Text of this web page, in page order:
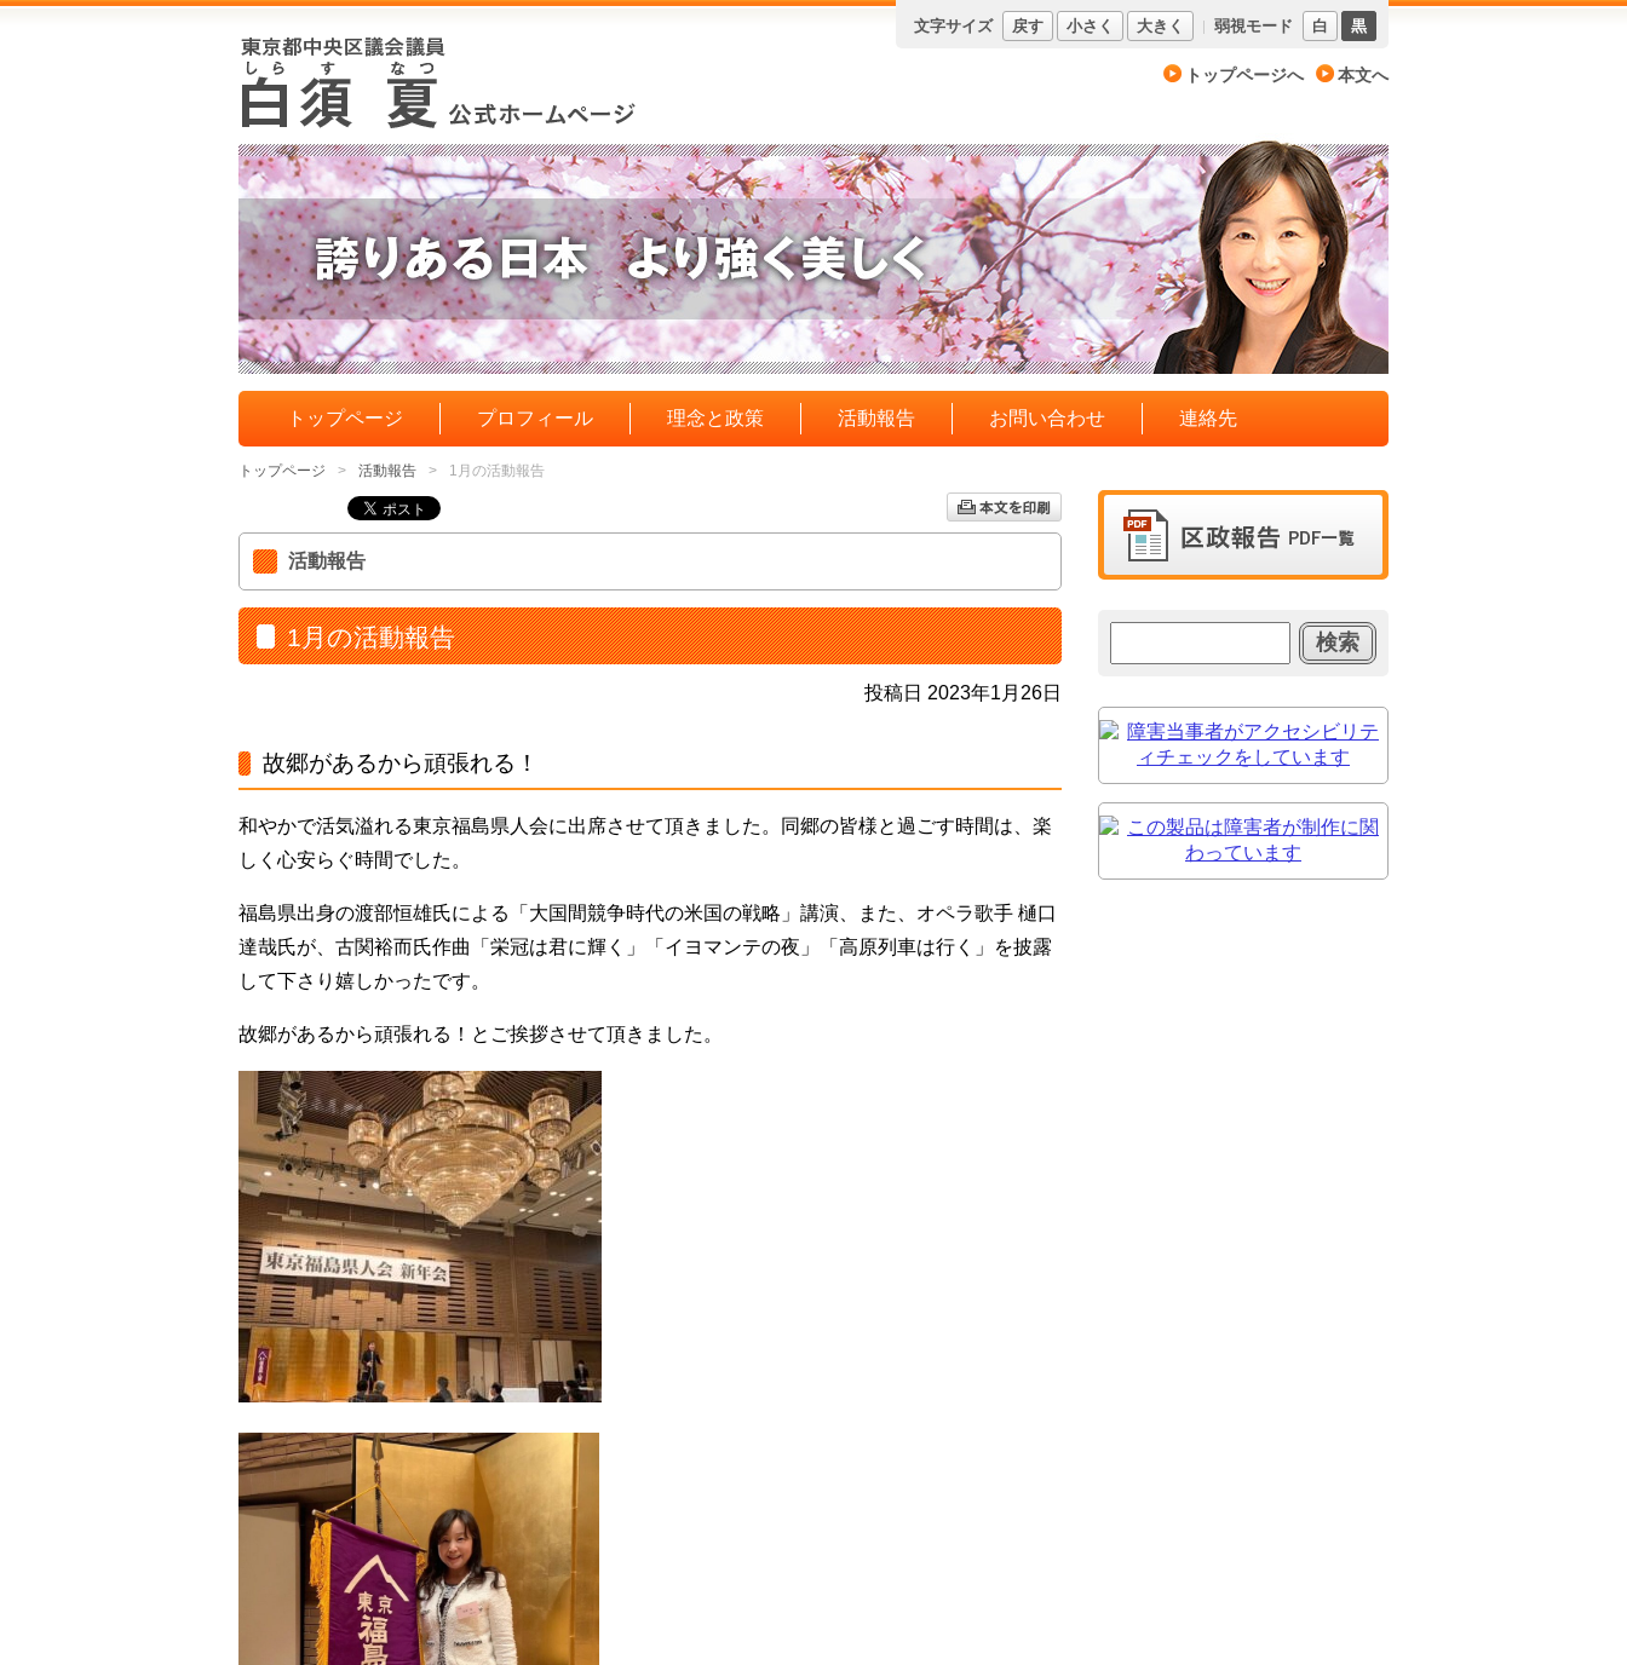
トップページへ 本文へ
文字サイズ 戻す 小さく 大きく 弱視モード 白 黒
トップページ プロフィール 理念と政策 活動報告 お問い合わせ 連絡先
トップページ 活動報告 1月の活動報告
活動報告
1月の活動報告
投稿日 2023年1月26日
故郷があるから頑張れる！
和やかで活気溢れる東京福島県人会に出席させて頂きました。同郷の皆様と過ごす時間は、楽
しく心安らぐ時間でした。
福島県出身の渡部恒雄氏による「大国間競争時代の米国の戦略」講演、また、オペラ歌手 樋口
達哉氏が、古関裕而氏作曲「栄冠は君に輝く」「イヨマンテの夜」「高原列車は行く」を披露
して下さり嬉しかったです。
故郷があるから頑張れる！とご挨拶させて頂きました。